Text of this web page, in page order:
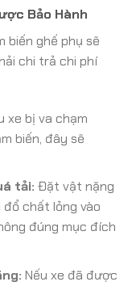
Bảo Hành
biến ghế phụ sẽ
chi trả chi phí
xe bị va chạm
biến, đây sẽ
tải: Đặt vật nặng
đổ chất lỏng vào
đúng mục đích
Nếu xe đã được